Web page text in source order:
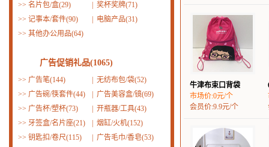
>> 名片包/盒(29)
奖杯奖牌(71)
>> 记事本/套件(90)
电脑产品(31)
>> 其他办公用品(64)
广告促销礼品(1065)
>> 广告笔(144)
无纺布包/袋(52)
>> 广告碗/筷套件(44)
广告美容盒/镜(69)
>> 广告杯/塑杯(73)
开瓶器/工具(43)
>> 牙签盒/名片座(21)
烟缸/火机(152)
>> 钥匙扣/卷尺(115)
广告毛巾/香皂(53)
牛津布束口背袋
市场价:0元/个
会员价:9.9元/个